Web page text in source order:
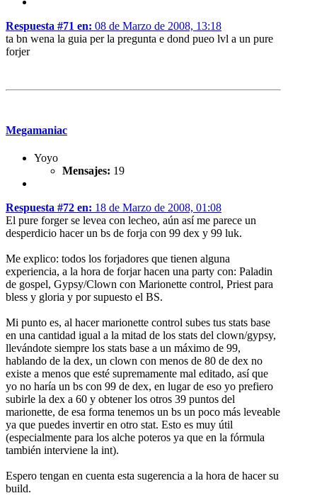
Respuesta #71 en: 08 de Marzo de 2008, 13:18
ta bn wena la guia per la pregunta e dond pueo lvl a un pure
forjer
Megamaniac
Yoyo
Mensajes: 19
Respuesta #72 en: 18 de Marzo de 2008, 01:08
El pure forger se levea con lecheo, aún así me parece un
desperdicio hacer un bs de forja con 99 dex y 99 luk.
Me explico: todos los forjadores que tienen alguna
experiencia, a la hora de forjar hacen una party con: Paladin
de gospel, Gypsy/Clown con Marionette control, Priest para
bless y gloria y por supuesto el BS.
Mi punto es, al hacer marionette control subes tus stats base
en una cantidad igual a la mitad de los stats del clown/gypsy,
llevándote siempre los stats base a un máximo de 99,
hablando de la dex, un clown con menos de 80 de dex no
existe a menos que esté supremamente mal editado, así que
yo no haría un bs con 99 de dex, en lugar de eso yo prefiero
subirle la dex a 60 y obtener los otros 39 puntos del
marionette, de esa forma tenemos un bs un poco más leveable
ya que puedes invertir en otro stat. Esto es muy útil
(especialmente para los alche poteros ya que en la fórmula
también interviene la int).
Espero tengan en cuenta esta sugerencia a la hora de hacer su
build.